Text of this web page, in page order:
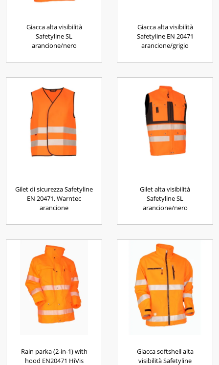
Giacca alta visibilità
Safetyline SL
arancione/nero
Giacca alta visibilità
Safetyline EN 20471
arancione/grigio
Gilet di sicurezza Safetyline
EN 20471, Warntec
arancione
Gilet alta visibilità
Safetyline SL
arancione/nero
Rain parka (2-in-1) with
hood EN20471 HiVis
Giacca softshell alta
visibilità Safetyline